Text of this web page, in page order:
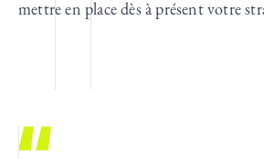
mettre en place dès à présent votre